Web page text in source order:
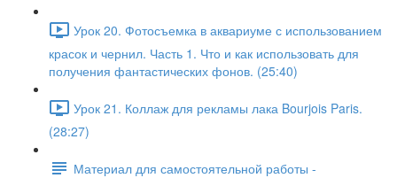
Урок 20. Фотосъемка в аквариуме с использованием
красок и чернил. Часть 1. Что и как использовать для
получения фантастических фонов. (25:40)
Урок 21. Коллаж для рекламы лака Bourjois Paris.
(28:27)
Материал для самостоятельной работы -